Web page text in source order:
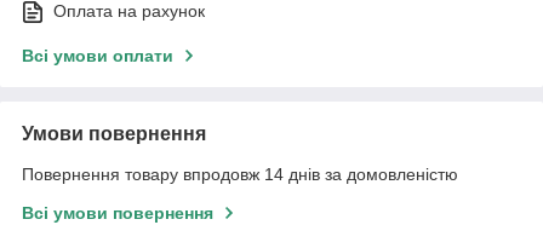
Оплата на рахунок
Всі умови оплати
Умови повернення
Повернення товару впродовж 14 днів за домовленістю
Всі умови повернення